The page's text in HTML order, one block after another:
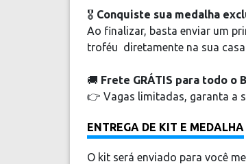
🎖️ Conquiste sua medalha
Ao finalizar, basta enviar um
troféu diretamente na sua
🚚 Frete GRÁTIS para todo o
👉 Vagas limitadas, garanta a
ENTREGA DE KIT E MEDALHA
O kit será enviado para você